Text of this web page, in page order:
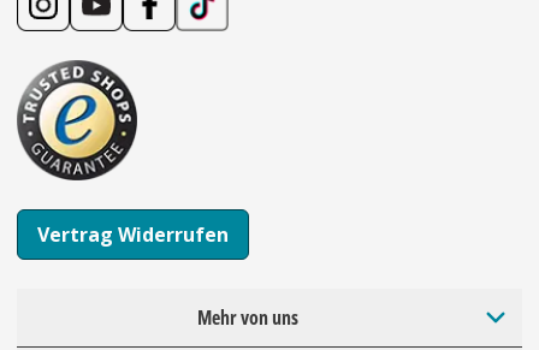
Vertrag Widerrufen
Mehr von uns